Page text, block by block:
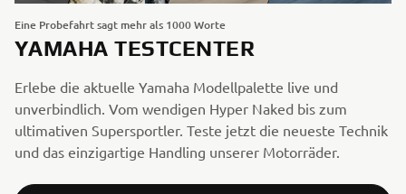
Eine Probefahrt sagt mehr als 1000 Worte
YAMAHA TESTCENTER
Erlebe die aktuelle Yamaha Modellpalette live und
unverbindlich. Vom wendigen Hyper Naked bis zum
ultimativen Supersportler. Teste jetzt die neueste Technik
und das einzigartige Handling unserer Motorräder.